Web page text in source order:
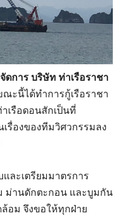
การ บริษัท ท่าเรือราชา
ณะนี้ได้ทำการกู้เรือราชา
เรือดอนสักเป็นที่
รื่องของทีมวิศวกรรมลง
ละเตรียมมาตรการ
ม่านดักตะกอน และบูมกัน
อม จึงขอให้ทุกฝ่าย